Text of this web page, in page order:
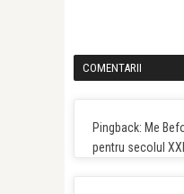
COMENTARII
Pingback: Me
pentru secolul